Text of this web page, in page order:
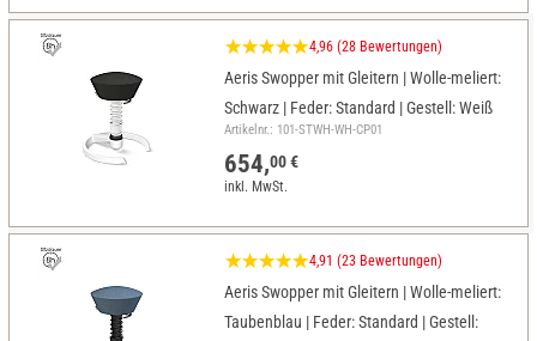
4,96 (28 Bewertungen)
Aeris Swopper mit Gleitern | Wolle-meliert:
Schwarz | Feder: Standard | Gestell: Weiß
Artikelnr.: 101-STWH-WH-CP01
654,00 €
inkl. MwSt.
4,91 (23 Bewertungen)
Aeris Swopper mit Gleitern | Wolle-meliert:
Taubenblau | Feder: Standard | Gestell: